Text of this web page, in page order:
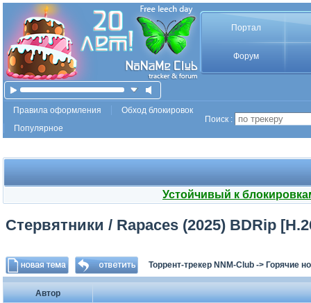
Портал
Форум
Правила оформления
Обход блокировок
Популярное
Поиск :
Устойчивый к
Стервятники / Rapaces (2025) BDRip
Торрент-трекер NNM-Club -> Горячие
Автор